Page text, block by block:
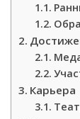
Карьера